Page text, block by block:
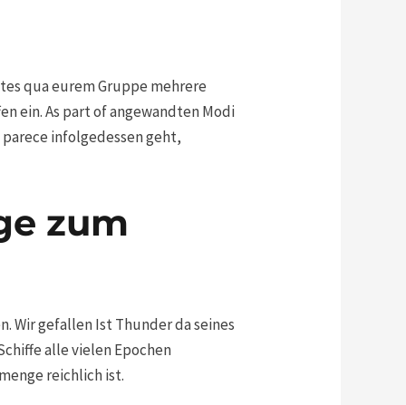
qua eurem Gruppe mehrere
ein. As part of angewandten Modi
infolgedessen geht,
zum
Wir gefallen Ist Thunder da seines
alle vielen Epochen
reichlich ist.